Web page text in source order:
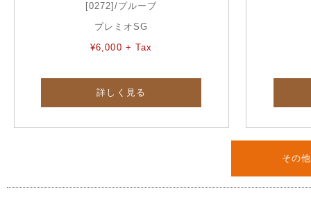
[0272]/プルーブ
プレミオSG
¥6,000 + Tax
詳しく見る
その